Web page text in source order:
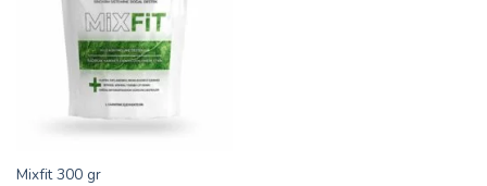
Mixfit 300 gr